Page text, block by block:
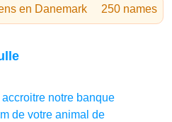
en Danemark 250 names
notre banque
de votre animal de